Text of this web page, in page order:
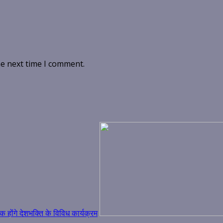
next time I comment.
देशभक्ति के विविध कार्यक्रम